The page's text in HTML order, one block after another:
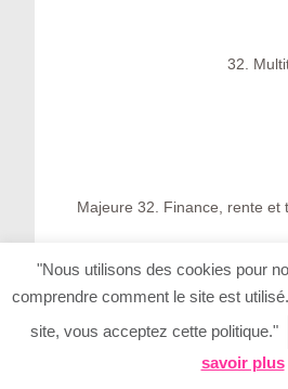
32.
Majeure 32. Finance, rente et
33.
"Nous utilisons des cookies pour
comprendre comment le site est
site, vous acceptez cette politique."
savoir plus